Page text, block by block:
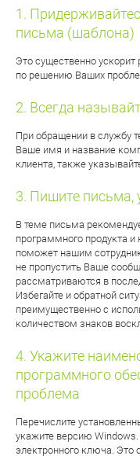
письма (шаблона)
Это существенно
по решению Ваших
Всегда
При обращении в службу
Ваше имя и название
клиента, также
Пишите письма,
В теме письма
программного продукта
поможет нашим
не пропустить Ваше
рассматриваются в
Избегайте и обратной
преимущественно с
количеством знаков
Укажите
программного
проблема
Перечислите
укажите версию
электронного ключа. Это